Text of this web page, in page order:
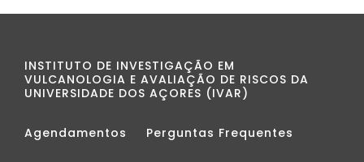
INSTITUTO DE INVESTIGAÇÃO EM
VULCANOLOGIA E AVALIAÇÃO DE RISCOS DA
UNIVERSIDADE DOS AÇORES (IVAR)
Agendamentos Perguntas Frequentes